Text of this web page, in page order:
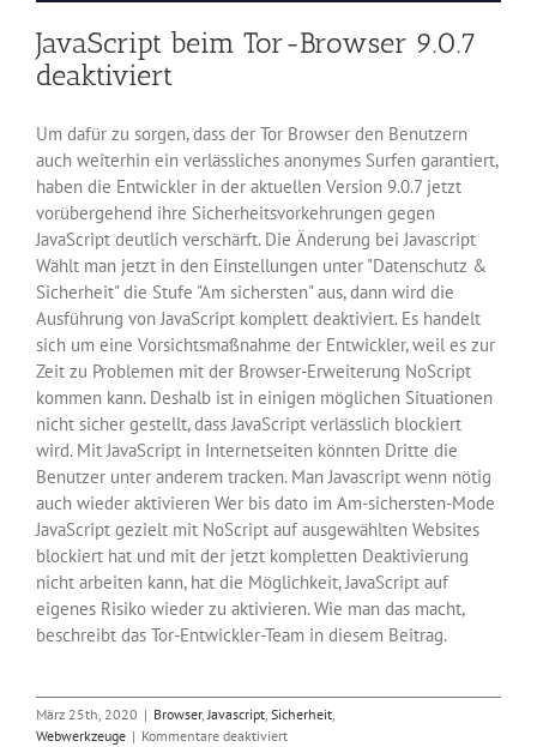
JavaScript beim Tor-Browser 9.0.7
deaktiviert
Um dafür zu sorgen, dass der Tor Browser den Benutzern
auch weiterhin ein verlässliches anonymes Surfen garantiert,
haben die Entwickler in der aktuellen Version 9.0.7 jetzt
vorübergehend ihre Sicherheitsvorkehrungen gegen
JavaScript deutlich verschärft. Die Änderung bei Javascript
Wählt man jetzt in den Einstellungen unter "Datenschutz &
Sicherheit" die Stufe "Am sichersten" aus, dann wird die
Ausführung von JavaScript komplett deaktiviert. Es handelt
sich um eine Vorsichtsmaßnahme der Entwickler, weil es zur
Zeit zu Problemen mit der Browser-Erweiterung NoScript
kommen kann. Deshalb ist in einigen möglichen Situationen
nicht sicher gestellt, dass JavaScript verlässlich blockiert
wird. Mit JavaScript in Internetseiten könnten Dritte die
Benutzer unter anderem tracken. Man Javascript wenn nötig
auch wieder aktivieren Wer bis dato im Am-sichersten-Mode
JavaScript gezielt mit NoScript auf ausgewählten Websites
blockiert hat und mit der jetzt kompletten Deaktivierung
nicht arbeiten kann, hat die Möglichkeit, JavaScript auf
eigenes Risiko wieder zu aktivieren. Wie man das macht,
beschreibt das Tor-Entwickler-Team in diesem Beitrag.
März 25th, 2020 | Browser,Javascript, Sicherheit,
Webwerkzeuge | Kommentare deaktiviertfür